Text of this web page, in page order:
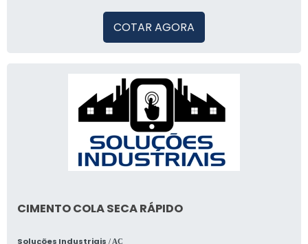
COTAR AGORA
CIMENTO COLA SECA RÁPIDO
Soluções Industriais / AC